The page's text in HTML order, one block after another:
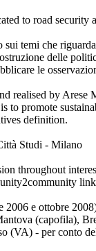
to road security
temi che
delle
le
realised by
to promote
definition.
Studi - Milano
throughout
e ottobre
(capofila),
(VA) - per conto